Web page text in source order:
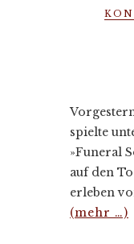
spielte
»Funeral
auf den
erleben
(mehr …)